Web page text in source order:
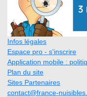
Infos légales
Espace pro - s'inscrire
Application mobile :
Plan du site
Sites Partenaires
contact@france-